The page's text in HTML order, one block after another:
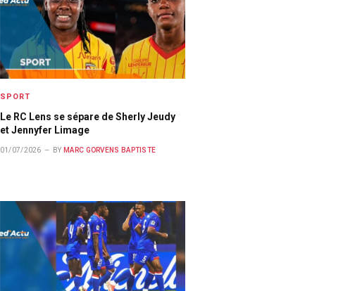
SPORT
Le RC Lens se sépare de Sherly Jeudy
et Jennyfer Limage
01/07/2026 BY MARC GORVENS BAPTISTE